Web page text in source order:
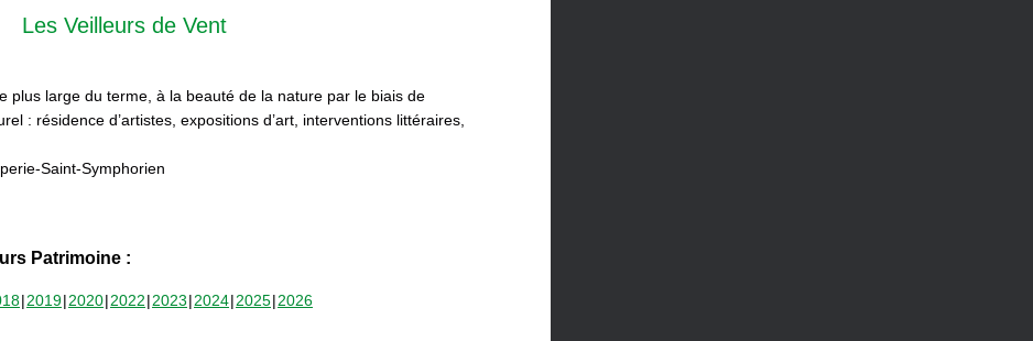
Les Veilleurs de Vent
plus large du terme, à la beauté de la nature par le biais de
: résidence d’artistes, expositions d’art, interventions littéraires,
Saint-Symphorien
Patrimoine :
2019 2020 2022 2023 2024 2025 2026